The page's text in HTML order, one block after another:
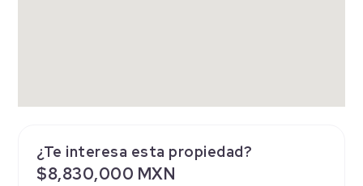
¿Te interesa esta propiedad?
$8,830,000 MXN